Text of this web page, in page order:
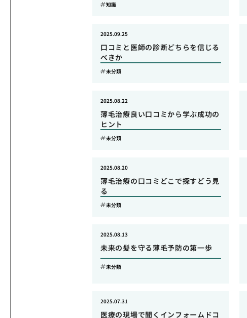
知識
口コミと医師の診断どちらを信じる
べきか
2025.09.25
未分類
薄毛治療良い口コミから学ぶ成功の
ヒント
2025.08.22
未分類
薄毛治療の口コミどこで探すどう見
る
2025.08.20
未分類
未来の髪を守る薄毛予防の第一歩
2025.08.13
未分類
医療の現場で聞くインフォームドコ
2025.07.31